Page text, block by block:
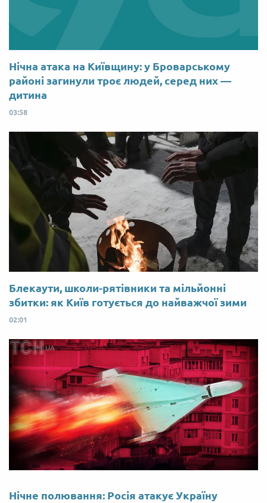
Нічна атака на Київщину: у Броварському
районі загинули троє людей, серед них —
дитина
03:58
Блекаути, школи-рятівники та мільйонні
збитки: як Київ готується до найважчої зими
02:01
Нічне полювання: Росія атакує Україну